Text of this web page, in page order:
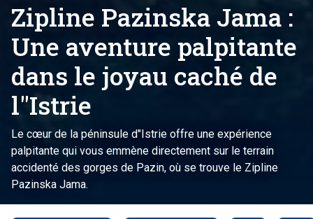
Zipline Pazinska Jama :
Une aventure palpitante
dans le joyau caché de
l"Istrie
Le cœur de la péninsule d"Istrie offre une expérience
palpitante qui vous emmène directement sur le terrain
accidenté des gorges de Pazin, où se trouve le Zipline
Pazinska Jama.